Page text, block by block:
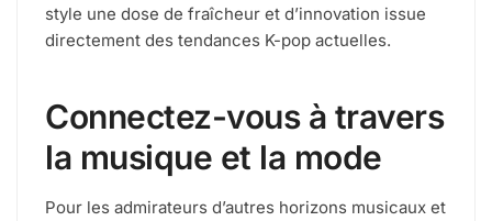
style une dose de fraîcheur et d’innovation issue
directement des tendances K-pop actuelles.
Connectez-vous à travers
la musique et la mode
Pour les admirateurs d’autres horizons musicaux et